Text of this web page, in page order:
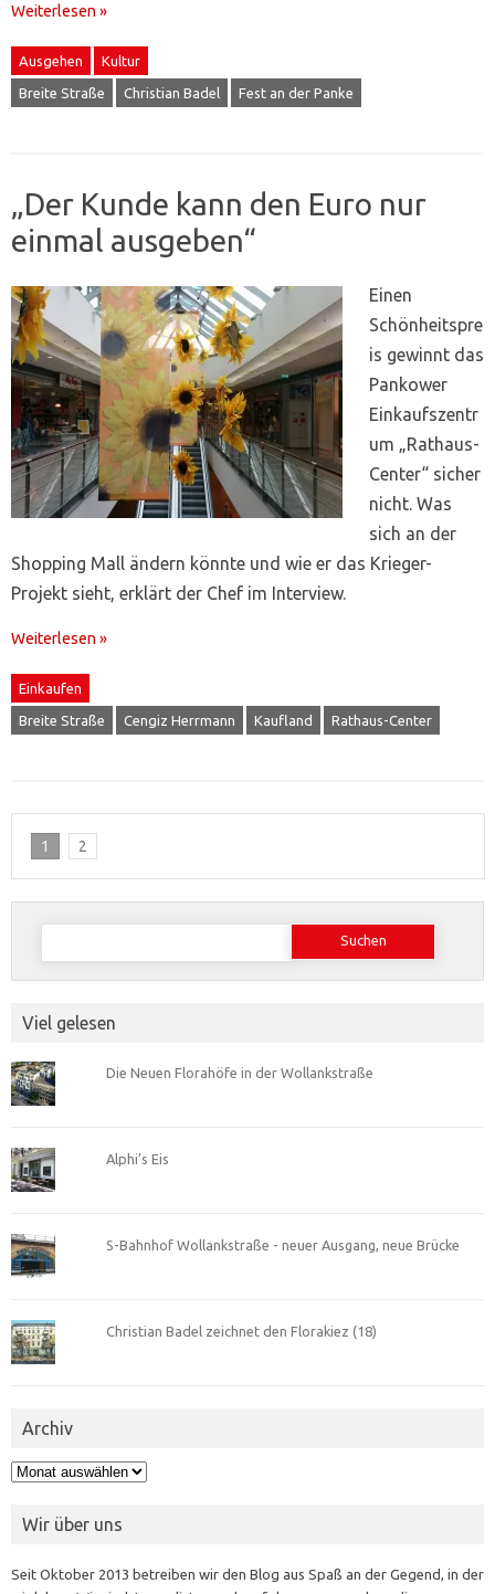
Weiterlesen »
Ausgehen Kultur
Breite Straße Christian Badel Fest an der Panke
„Der Kunde kann den Euro nur
einmal ausgeben“
Einen
Schönheitspre
is gewinnt das
Pankower
Einkaufszentr
um „Rathaus-
Center“ sicher
nicht. Was
sich an der
Shopping Mall ändern könnte und wie er das Krieger-
Projekt sieht, erklärt der Chef im Interview.
Weiterlesen »
Einkaufen
Breite Straße Cengiz Herrmann Kaufland Rathaus-Center
1 2
Suchen
Viel gelesen
Die Neuen Florahöfe in der Wollankstraße
Alphi’s Eis
S-Bahnhof Wollankstraße - neuer Ausgang, neue Brücke
Christian Badel zeichnet den Florakiez (18)
Archiv
Archiv
Wir über uns
Seit Oktober 2013 betreiben wir den Blog aus Spaß an der Gegend, in der